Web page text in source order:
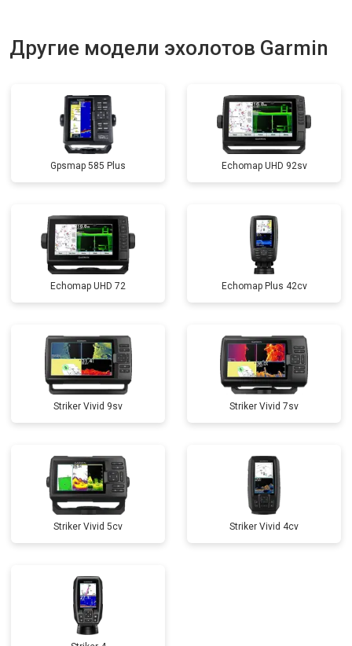
Другие модели эхолотов Garmin
Gpsmap 585 Plus Echomap UHD 92sv
Echomap UHD 72 Echomap Plus 42cv
Striker Vivid 9sv Striker Vivid 7sv
Striker Vivid 5cv Striker Vivid 4cv